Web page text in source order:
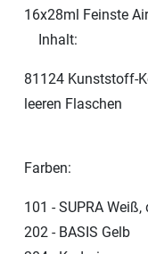
16x28ml Feinste
Inhalt:
81124 Kunststoff-
leeren Flaschen
Farben:
101 - SUPRA Weiß,
202 - BASIS Gelb